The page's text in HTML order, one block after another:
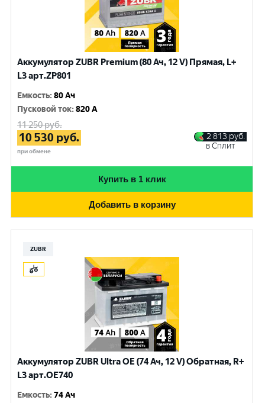
Аккумулятор ZUBR Premium (80 Ач, 12 V) Прямая, L+
L3 арт.ZP801
Емкость:80 Ач
Пусковой ток:820 A
11 250руб.
10 530 руб.
при обмене
2 813 руб.
в Сплит
Купить в 1 клик
Добавить в корзину
ZUBR
Аккумулятор ZUBR Ultra OE (74 Ач, 12 V) Обратная, R+
L3 арт.OE740
Емкость:74 Ач